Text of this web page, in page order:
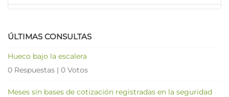
ÚLTIMAS CONSULTAS
Hueco bajo la escalera
0 Respuestas | 0 Votos
Meses sin bases de cotización registradas en la seguridad